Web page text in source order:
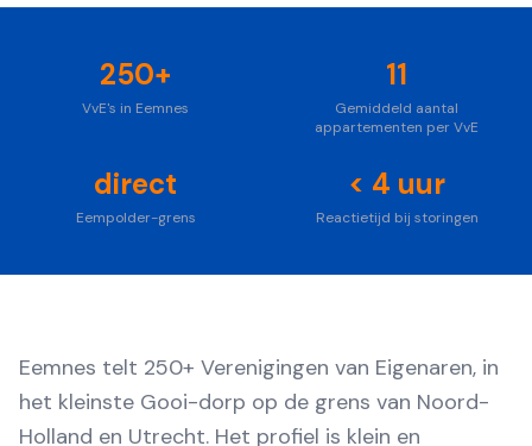
250+
VvE's in Eemnes
11
Gemiddeld aantal
appartementen per VvE
direct
Eempolder-grens
< 4 uur
Reactietijd bij storingen
Eemnes telt 250+ Verenigingen van Eigenaren, in
het kleinste Gooi-dorp op de grens van Noord-
Holland en Utrecht. Het profiel is klein en